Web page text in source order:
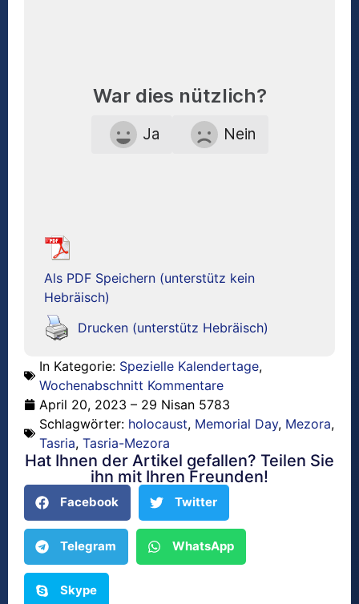
War dies nützlich?
Ja Nein
Als PDF Speichern (unterstütz kein
Hebräisch)
Drucken (unterstütz Hebräisch)
In Kategorie: Spezielle Kalendertage,
Wochenabschnitt Kommentare
April 20, 2023 – 29 Nisan 5783
Schlagwörter: holocaust, Memorial Day, Mezora,
Tasria, Tasria-Mezora
Hat Ihnen der Artikel gefallen? Teilen Sie
ihn mit Ihren Freunden!
Facebook Twitter
Telegram WhatsApp
Skype